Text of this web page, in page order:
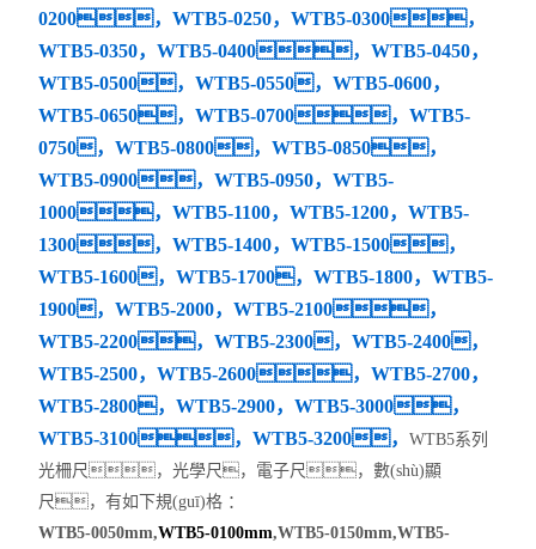
測高儀
電線電纜試驗機
投影儀
卡尺
千分表
硬度計
三次元
粗糙度儀
工具顯微鏡
0200，WTB5-0250，WTB5-0300，
WTB5-0350，WTB5-0400，WTB5-0450，
WTB5-0500，WTB5-0550，WTB5-0600，
WTB5-0650，WTB5-0700，WTB5-
0750，WTB5-0800，WTB5-0850，
WTB5-0900，WTB5-0950，WTB5-
1000，WTB5-1100，WTB5-1200，WTB5-
1300，WTB5-1400，WTB5-1500，
WTB5-1600，WTB5-1700，WTB5-1800，WTB5-
1900，WTB5-2000，WTB5-2100，
WTB5-2200，WTB5-2300，WTB5-2400，
WTB5-2500，WTB5-2600，WTB5-2700，
WTB5-2800，WTB5-2900，WTB5-3000，
WTB5-3100，WTB5-3200，WTB5系列
光柵尺，光學尺，電子尺，數(shù)顯
尺，有如下規(guī)格 ：
WTB5-0050mm,WTB5-0100mm,WTB5-0150mm,WTB5-